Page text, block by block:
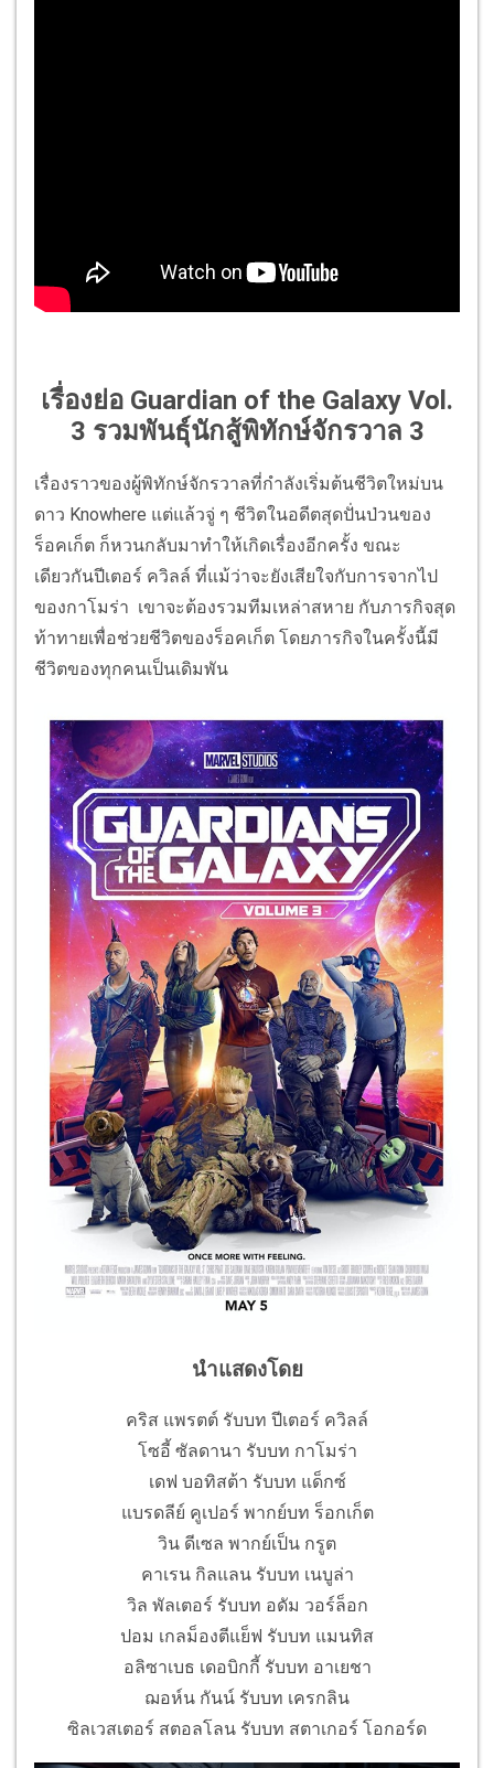
เรื่องย่อ Guardian of the Galaxy Vol.
3 รวมพันธุ์นักสู้พิทักษ์จักรวาล 3
เรื่องราวของผู้พิทักษ์จักรวาลที่กำลังเริ่มต้นชีวิตใหม่บน
ดาว Knowhere แต่แล้วจู่ ๆ ชีวิตในอดีตสุดปั่นป่วนของ
ร็อคเก็ต ก็หวนกลับมาทำให้เกิดเรื่องอีกครั้ง ขณะ
เดียวกันปีเตอร์ ควิลล์ ที่แม้ว่าจะยังเสียใจกับการจากไป
ของกาโมร่า เขาจะต้องรวมทีมเหล่าสหาย กับภารกิจสุด
ท้าทายเพื่อช่วยชีวิตของร็อคเก็ต โดยภารกิจในครั้งนี้มี
ชีวิตของทุกคนเป็นเดิมพัน
นำแสดงโดย
คริส แพรตต์ รับบท ปีเตอร์ ควิลล์
โซอี้ ซัลดานา รับบท กาโมร่า
เดฟ บอทิสต้า รับบท แด็กซ์
แบรดลีย์ คูเปอร์ พากย์บท ร็อกเก็ต
วิน ดีเซล พากย์เป็น กรูต
คาเรน กิลแลน รับบท เนบูล่า
วิล พัลเตอร์ รับบท อดัม วอร์ล็อก
ปอม เกลม็องตีแย็ฟ รับบท แมนทิส
อลิซาเบธ เดอบิกกี้ รับบท อาเยชา
ฌอห์น กันน์ รับบท เครกลิน
ซิลเวสเตอร์ สตอลโลน รับบท สตาเกอร์ โอกอร์ด